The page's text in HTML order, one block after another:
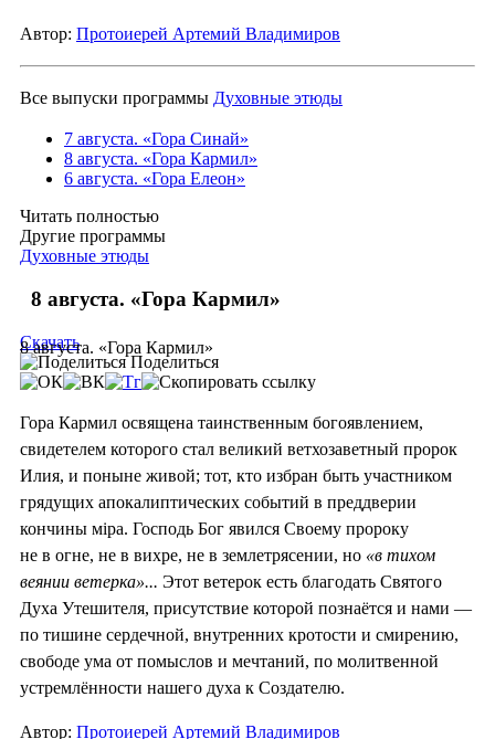
Автор: Протоиерей Артемий Владимиров
Все выпуски программы Духовные этюды
7 августа. «Гора Синай»
8 августа. «Гора Кармил»
6 августа. «Гора Елеон»
Читать полностью
Другие программы
Духовные этюды
8 августа. «Гора Кармил»
8 августа. «Гора Кармил»
Скачать
Поделиться
Гора Кармил освящена таинственным богоявлением,
свидетелем которого стал великий ветхозаветный пророк
Илия, и поныне живой; тот, кто избран быть участником
грядущих апокалиптических событий в преддверии
кончины мiра. Господь Бог явился Своему пророку
не в огне, не в вихре, не в землетрясении, но «в тихом
веянии ветерка»... Этот ветерок есть благодать Святого
Духа Утешителя, присутствие которой познаётся и нами —
по тишине сердечной, внутренних кротости и смирению,
свободе ума от помыслов и мечтаний, по молитвенной
устремлённости нашего духа к Создателю.
Автор: Протоиерей Артемий Владимиров